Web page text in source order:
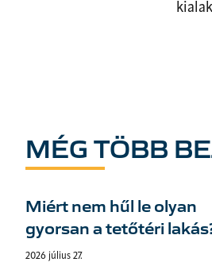
MÉG TÖBB
Miért nem hűl le olyan
gyorsan a tetőtéri
2026 július 27.